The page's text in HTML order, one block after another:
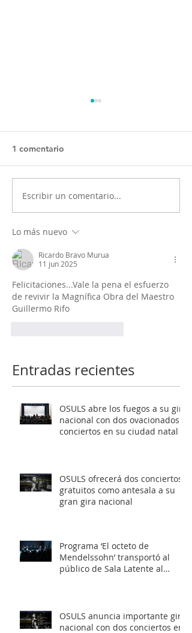
OSULS ofrecerá dos
conciertos gratuitos
gira nacional
1 comentario
Escribir un comentario...
Lo más nuevo
Ricardo Bravo Murua
11 jun 2025
Felicitaciones...Vale la pena el esfuerzo
de revivir la Magnífica Obra del Maestro
Guillermo Rifo
Entradas recientes
OSULS abre los fuegos a su gira
nacional con dos ovacionados
conciertos en su ciudad natal
OSULS ofrecerá dos conciertos
gratuitos como antesala a su
gran gira nacional
Programa ‘El octeto de
Mendelssohn’ transportó al
público de Sala Latente al
OSULS anuncia importante gira
nacional con dos conciertos en